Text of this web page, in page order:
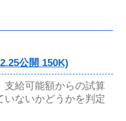
公開 150K)
支給可能額からの試算
いないかどうかを判定